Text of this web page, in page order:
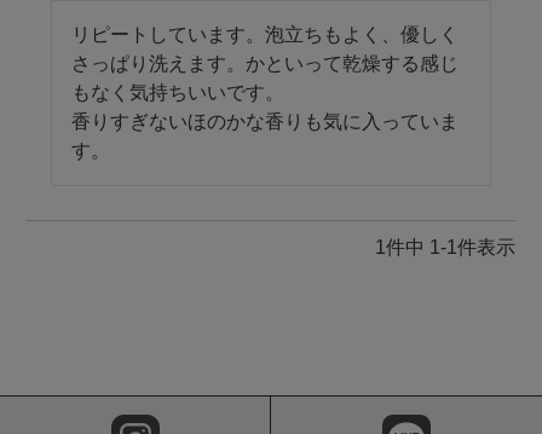
リピートしています。泡立ちもよく、優しく
さっぱり洗えます。かといって乾燥する感じ
もなく気持ちいいです。
香りすぎないほのかな香りも気に入っていま
す。
1 件中 1 -1 件表示